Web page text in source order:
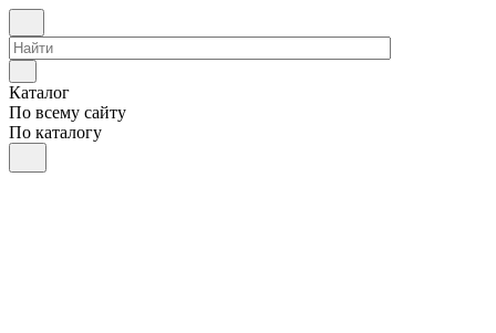
Каталог
По всему сайту
По каталогу